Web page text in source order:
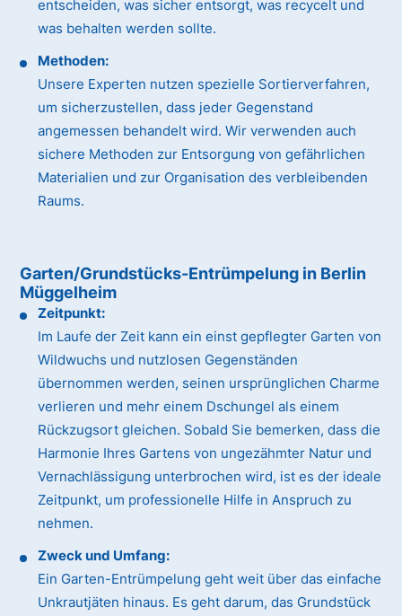
entscheiden, was sicher entsorgt, was recycelt und
was behalten werden sollte.
Methoden:
Unsere Experten nutzen spezielle Sortierverfahren,
um sicherzustellen, dass jeder Gegenstand
angemessen behandelt wird. Wir verwenden auch
sichere Methoden zur Entsorgung von gefährlichen
Materialien und zur Organisation des verbleibenden
Raums.
Garten/Grundstücks-Entrümpelung in Berlin
Müggelheim
Zeitpunkt:
Im Laufe der Zeit kann ein einst gepflegter Garten von
Wildwuchs und nutzlosen Gegenständen
übernommen werden, seinen ursprünglichen Charme
verlieren und mehr einem Dschungel als einem
Rückzugsort gleichen. Sobald Sie bemerken, dass die
Harmonie Ihres Gartens von ungezähmter Natur und
Vernachlässigung unterbrochen wird, ist es der ideale
Zeitpunkt, um professionelle Hilfe in Anspruch zu
nehmen.
Zweck und Umfang:
Ein Garten-Entrümpelung geht weit über das einfache
Unkrautjäten hinaus. Es geht darum, das Grundstück